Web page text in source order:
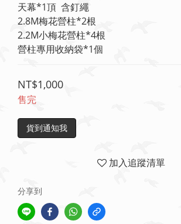
天幕*1頂  含釘繩
2.8M梅花營柱*2根
2.2M小梅花營柱*4根
營柱專用收納袋*1個
NT$1,000
售完
貨到通知我
加入追蹤清單
分享到